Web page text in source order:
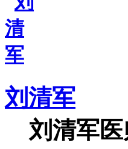
刘清军
刘清军